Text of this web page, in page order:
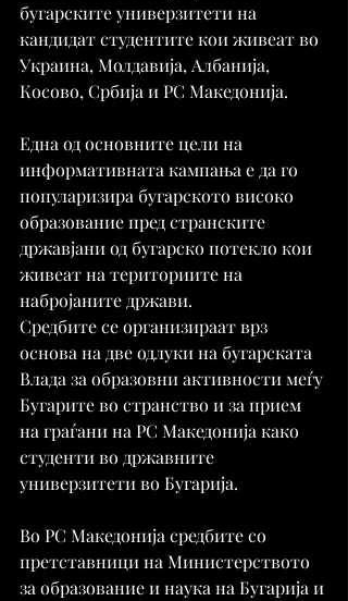
бугарските универзитети на
кандидат студентите кои живеат во
Украина, Молдавија, Албанија,
Косово, Србија и РС Македонија.
Една од основните цели на
информативната кампања е да го
популаризира бугарското високо
образование пред странските
државјани од бугарско потекло кои
живеат на териториите на
набројаните држави.
Средбите се организираат врз
основа на две одлуки на бугарската
Влада за образовни активности меѓу
Бугарите во странство и за прием
на граѓани на РС Македонија како
студенти во државните
универзитети во Бугарија.
Во РС Македонија средбите со
претставници на Министерството
за образование и наука на Бугарија и